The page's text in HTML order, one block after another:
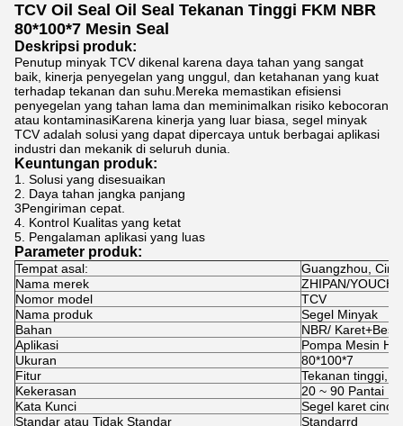
TCV Oil Seal Oil Seal Tekanan Tinggi FKM NBR
80*100*7 Mesin Seal
Deskripsi produk:
Penutup minyak TCV dikenal karena daya tahan yang sangat
baik, kinerja penyegelan yang unggul, dan ketahanan yang kuat
terhadap tekanan dan suhu.Mereka memastikan efisiensi
penyegelan yang tahan lama dan meminimalkan risiko kebocoran
atau kontaminasiKarena kinerja yang luar biasa, segel minyak
TCV adalah solusi yang dapat dipercaya untuk berbagai aplikasi
industri dan mekanik di seluruh dunia.
Keuntungan produk:
1. Solusi yang disesuaikan
2. Daya tahan jangka panjang
3Pengiriman cepat.
4. Kontrol Kualitas yang ketat
5. Pengalaman aplikasi yang luas
Parameter produk:
Tempat asal:
Guangzhou, Cina
Nama merek
ZHIPAN/
Nomor model
TCV
Nama produk
Segel Minyak
Bahan
NBR/ Karet+Besi
Aplikasi
Pompa Mesin
Ukuran
80*100*7
Fitur
Tekanan tinggi,
Kekerasan
20 ~ 90 Pantai
Kata Kunci
Segel karet cincin
Standar atau Tidak Standar
Standarrd